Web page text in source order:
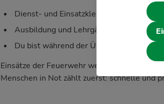
Dienst- und Einsatzkleidung werden
Ausbildung und Lehrgänge sind für dich
Du bist während der Übungen und
Einsätze der Feuerwehr werden in vielen
Menschen in Not zählt zuerst: schnelle und